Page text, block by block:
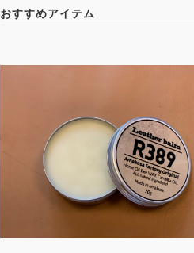
おすすめアイテム